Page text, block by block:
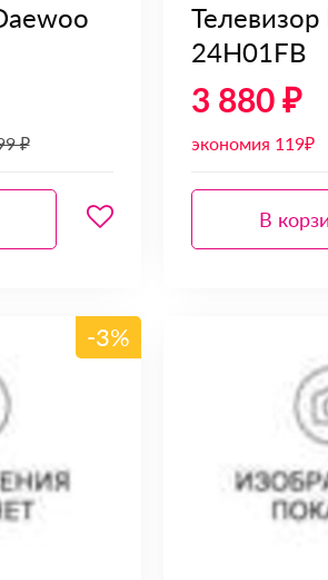
₽
24H01FB
3 880 ₽
экономия 119₽
В
-3%